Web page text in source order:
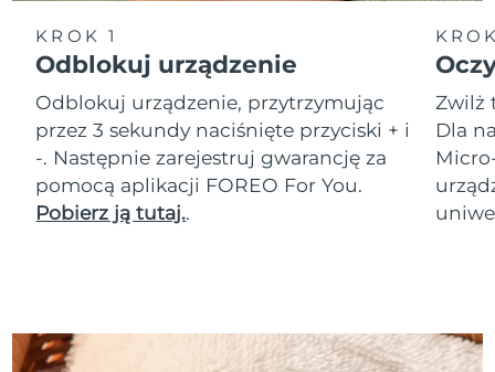
KROK 1
Odblokuj urządzenie
Odblokuj urządzenie, przytrzymując
przez 3 sekundy naciśnięte przyciski + i
-. Następnie zarejestruj gwarancję za
pomocą aplikacji FOREO For You.
Pobierz ją tutaj..
Zwilż
Dla